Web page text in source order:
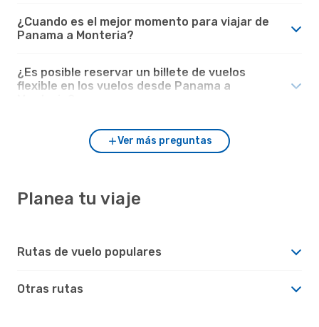
¿Cuando es el mejor momento para viajar de
Panama a Monteria?
¿Es posible reservar un billete de vuelos
flexible en los vuelos desde Panama a
Ver más preguntas
Planea tu viaje
Rutas de vuelo populares
Otras rutas